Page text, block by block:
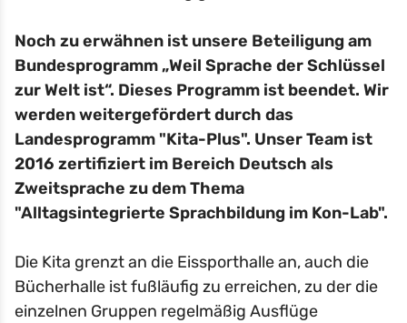
Noch zu erwähnen ist unsere Beteiligung am
Bundesprogramm „Weil Sprache der Schlüssel
zur Welt ist“. Dieses Programm ist beendet. Wir
werden weitergefördert durch das
Landesprogramm "Kita-Plus". Unser Team ist
2016 zertifiziert im Bereich Deutsch als
Zweitsprache zu dem Thema
"Alltagsintegrierte Sprachbildung im Kon-Lab".
Die Kita grenzt an die Eissporthalle an, auch die
Bücherhalle ist fußläufig zu erreichen, zu der die
einzelnen Gruppen regelmäßig Ausflüge